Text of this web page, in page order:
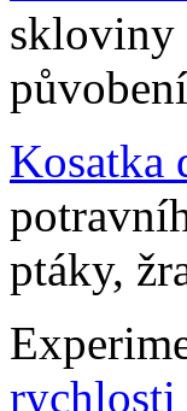
skloviny
Kosatka
ptáky,
rychlosti